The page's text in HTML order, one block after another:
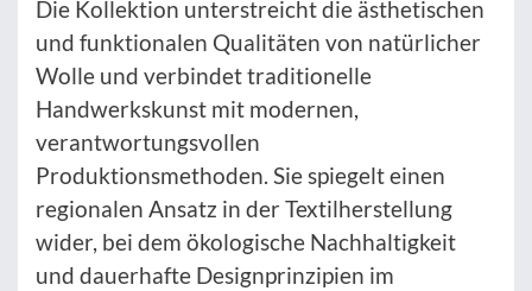
Die Kollektion unterstreicht die ästhetischen
und funktionalen Qualitäten von natürlicher
Wolle und verbindet traditionelle
Handwerkskunst mit modernen,
verantwortungsvollen
Produktionsmethoden. Sie spiegelt einen
regionalen Ansatz in der Textilherstellung
wider, bei dem ökologische Nachhaltigkeit
und dauerhafte Designprinzipien im